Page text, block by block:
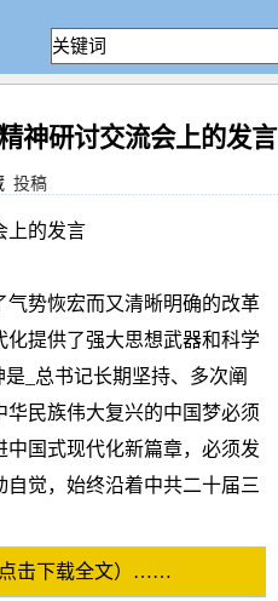
神研讨交流会上的发言
投稿
上的发言
气势恢宏而又清晰明确的改革
提供了强大思想武器和科学
_总书记长期坚持、多次阐
民族伟大复兴的中国梦必须
国式现代化新篇章，必须发
觉，始终沿着中共二十届三
点击下载全文）……